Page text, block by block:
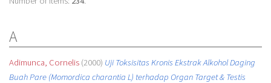
A
Adimunca, Cornelis(2000) Uji Toksisitas Kronis Ekstrak Alkohol Daging
Buah Pare (Momordica charantia L) terhadap Organ Target & Testis